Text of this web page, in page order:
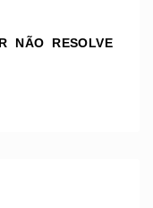
NÃO RESOLVE